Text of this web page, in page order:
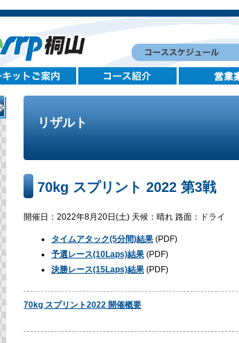
リザルト
70kg スプリント 2022 第3戦
開催日：2022年8月20日(土) 天候：晴れ 路面：ドライ
タイムアタック(5分間)結果 (PDF)
予選レース(10Laps)結果 (PDF)
決勝レース(15Laps)結果 (PDF)
70kg スプリント2022 開催概要